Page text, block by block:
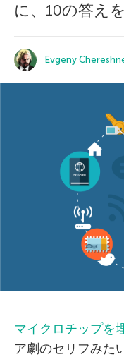
に、10の答え
Evgeny
マイクロチップを
ア劇のセリフみた